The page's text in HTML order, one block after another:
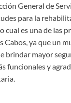
General de
para la
cual es una de las
Cabos, ya que un
brindar mayor
funcionales y